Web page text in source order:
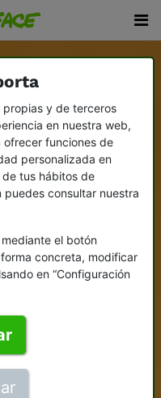
propias y de terceros
en nuestra web,
ofrecer funciones de
personalizada en
tus hábitos de
puedes consultar nuestra
el botón
concreta, modificar
en “Configuración